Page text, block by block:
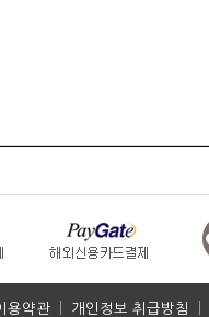
용약관 개인정보 취급방침